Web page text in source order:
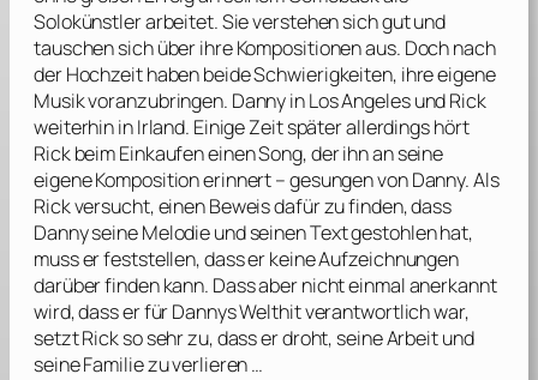
Solokünstler arbeitet. Sie verstehen sich gut und
tauschen sich über ihre Kompositionen aus. Doch nach
der Hochzeit haben beide Schwierigkeiten, ihre eigene
Musik voranzubringen. Danny in Los Angeles und Rick
weiterhin in Irland. Einige Zeit später allerdings hört
Rick beim Einkaufen einen Song, der ihn an seine
eigene Komposition erinnert – gesungen von Danny. Als
Rick versucht, einen Beweis dafür zu finden, dass
Danny seine Melodie und seinen Text gestohlen hat,
muss er feststellen, dass er keine Aufzeichnungen
darüber finden kann. Dass aber nicht einmal anerkannt
wird, dass er für Dannys Welthit verantwortlich war,
setzt Rick so sehr zu, dass er droht, seine Arbeit und
seine Familie zu verlieren …